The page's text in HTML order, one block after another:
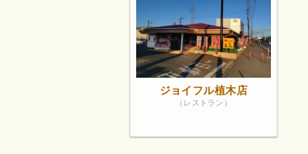
ジョイフル植木店
（レストラン）